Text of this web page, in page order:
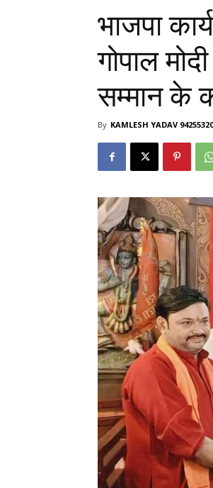
भाजपा
गोपाल
सम्मान के
By KAMLESH YADAV